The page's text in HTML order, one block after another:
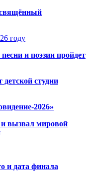
году
и поэзии пройдет
студии
2026»
и вызвал мировой
и дата финала